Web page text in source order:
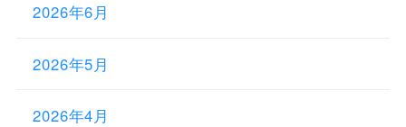
2026年6月
2026年5月
2026年4月